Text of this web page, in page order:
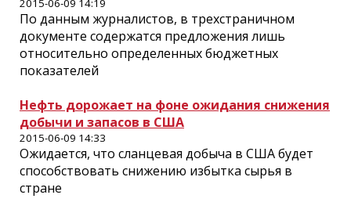
2015-06-09 14:19
По данным журналистов, в трехстраничном
документе содержатся предложения лишь
относительно определенных бюджетных
показателей
Нефть дорожает на фоне ожидания снижения
добычи и запасов в США
2015-06-09 14:33
Ожидается, что сланцевая добыча в США будет
способствовать снижению избытка сырья в
стране